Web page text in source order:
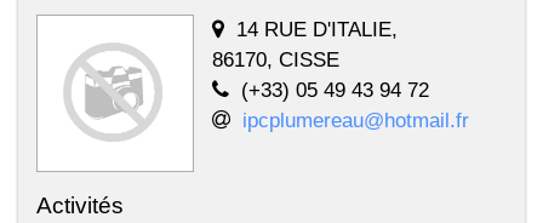
14 RUE D'ITALIE,
86170, CISSE
(+33) 05 49 43 94 72
ipcplumereau@hotmail.fr
Activités